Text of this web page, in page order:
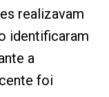
realizavam
identificaram
a
foi